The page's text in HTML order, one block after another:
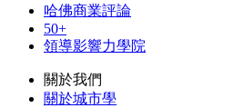
哈佛商業評論
50+
領導影響力學院
關於我們
關於城市學